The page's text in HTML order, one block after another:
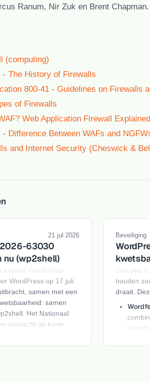
Ranum, Nir Zuk en Brent Chapman.
(computing)
- The History of Firewalls
800-41 - Guidelines on Firewalls
of Firewalls
Web Application Firewall Explained
Difference Between WAFs and
and Internet Security (Cheswick &
21 jul 2026
2026-63030
nu (wp2shell)
kritieke WordPress-
WordPress op 17 juli
samen met een
samen
Het Nationaal
verwacht op korte
gewoon op
Beveiliging
Zelf elke
houden
draait.